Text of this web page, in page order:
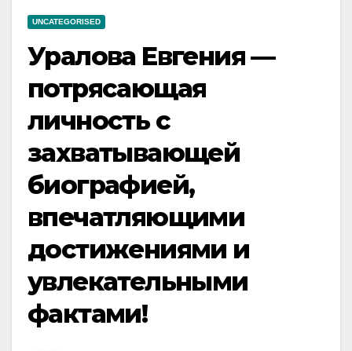
UNCATEGORISED
Уралова Евгения —
потрясающая
личность с
захватывающей
биографией,
впечатляющими
достижениями и
увлекательными
фактами!